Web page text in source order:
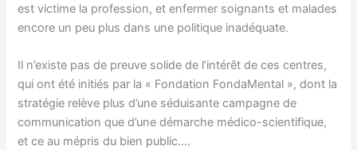
est victime la profession, et enfermer soignants et malades
encore un peu plus dans une politique inadéquate.
Il n’existe pas de preuve solide de l’intérêt de ces centres,
qui ont été initiés par la « Fondation FondaMental », dont la
stratégie relève plus d’une séduisante campagne de
communication que d’une démarche médico-scientifique,
et ce au mépris du bien public….